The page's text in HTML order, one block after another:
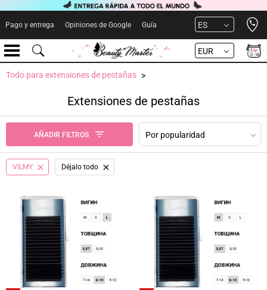
Pago y entrega Opiniones de Google Guía ES
EUR
Todo para extensiones de pestañas
Extensiones de pestañas
AÑADIR FILTROS Por popularidad
VILMY Déjalo todo